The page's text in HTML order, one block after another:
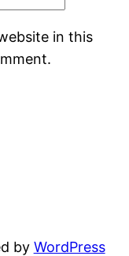
in this
by WordPress